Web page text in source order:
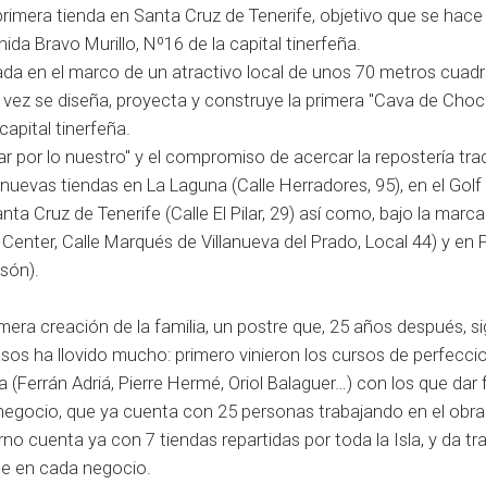
tienda en Santa Cruz de Tenerife, objetivo que se hace
Bravo Murillo, Nº16 de la capital tinerfeña.
en el marco de un atractivo local de unos 70 metros
se diseña, proyecta y construye la primera "Cava de
tinerfeña.
por lo nuestro" y el compromiso de acercar la repostería
tiendas en La Laguna (Calle Herradores, 95), en el
Cruz de Tenerife (Calle El Pilar, 29) así como, bajo la
Calle Marqués de Villanueva del Prado, Local 44) y en
creación de la familia, un postre que, 25 años después,
ha llovido mucho: primero vinieron los cursos de
Adriá, Pierre Hermé, Oriol Balaguer…) con los que
que ya cuenta con 25 personas trabajando en el
cuenta ya con 7 tiendas repartidas por toda la Isla, y da
en cada negocio.